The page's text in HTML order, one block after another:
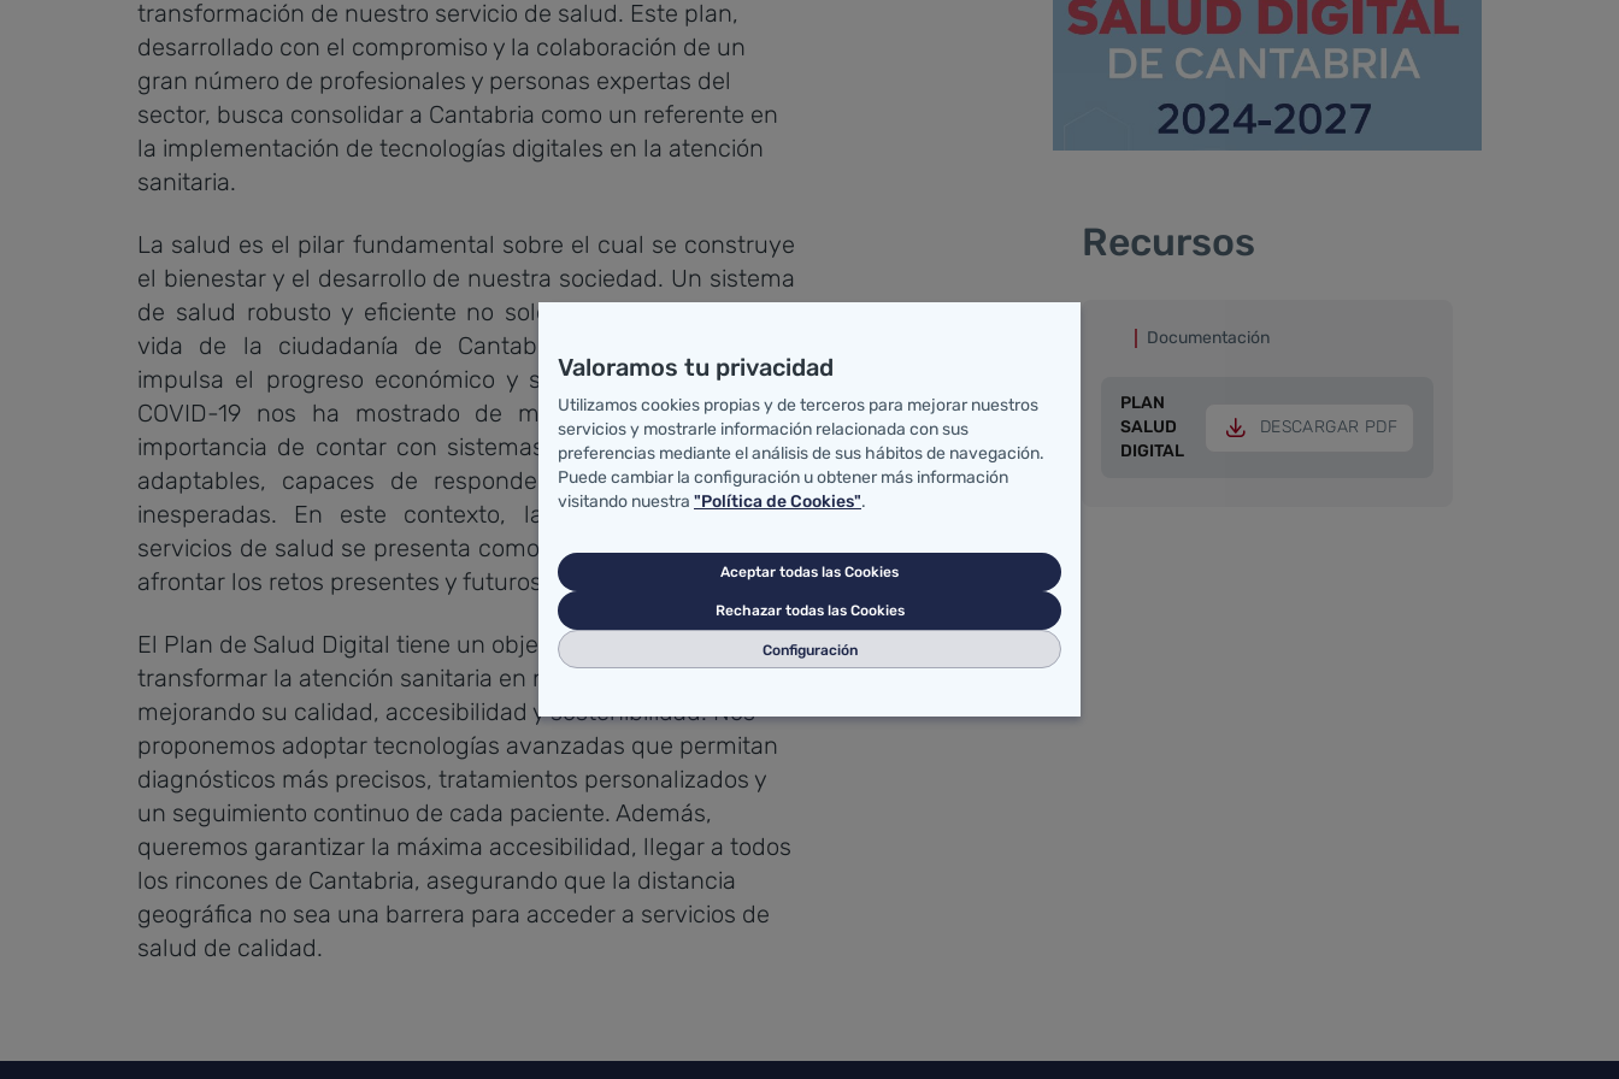
transformación de nuestro servicio de salud. Este plan,
desarrollado con el compromiso y la colaboración de un
gran número de profesionales y personas expertas del
sector, busca consolidar a Cantabria como un referente en
la implementación de tecnologías digitales en la atención
sanitaria.
La salud es el pilar fundamental sobre el cual se construye
el bienestar y el desarrollo de nuestra sociedad. Un sistema
de salud robusto y eficiente no solo mejora la calidad de
vida de la ciudadanía de Cantabria, sino que también
impulsa el progreso económico y social. La pandemia de
COVID-19 nos ha mostrado de manera contundente la
importancia de contar con sistemas de salud resilientes y
adaptables, capaces de responder eficazmente a crisis
inesperadas. En este contexto, la digitalización de los
servicios de salud se presenta como una solución vital para
afrontar los retos presentes y futuros.
El Plan de Salud Digital tiene un objetivo fundamental:
transformar la atención sanitaria en nuestra comunidad,
mejorando su calidad, accesibilidad y sostenibilidad. Nos
proponemos adoptar tecnologías avanzadas que permitan
diagnósticos más precisos, tratamientos personalizados y
un seguimiento continuo de cada paciente. Además,
queremos garantizar la máxima accesibilidad, llegar a todos
los rincones de Cantabria, asegurando que la distancia
geográfica no sea una barrera para acceder a servicios de
salud de calidad.
Recursos
Documentación
PLAN
SALUD
DIGITAL
DESCARGAR PDF
Valoramos tu privacidad
Utilizamos cookies propias y de terceros para mejorar nuestros
servicios y mostrarle información relacionada con sus
preferencias mediante el análisis de sus hábitos de navegación.
Puede cambiar la configuración u obtener más información
visitando nuestra "Política de Cookies".
Aceptar todas las Cookies
Rechazar todas las Cookies
Configuración